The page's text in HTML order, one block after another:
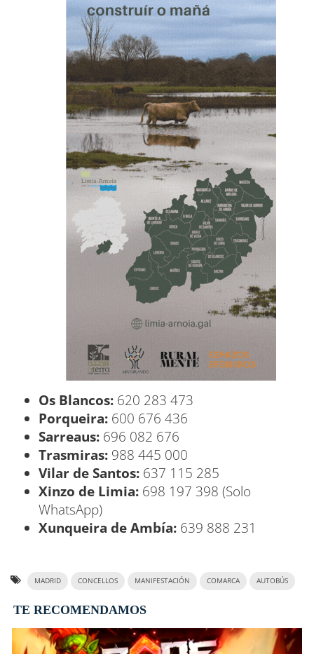
Os Blancos: 620 283 473
Porqueira: 600 676 436
Sarreaus: 696 082 676
Trasmiras: 988 445 000
Vilar de Santos: 637 115 285
Xinzo de Limia: 698 197 398 (Solo
WhatsApp)
Xunqueira de Ambía: 639 888 231
MADRID CONCELLOS MANIFESTACIÓN COMARCA AUTOBÚS
TE RECOMENDAMOS